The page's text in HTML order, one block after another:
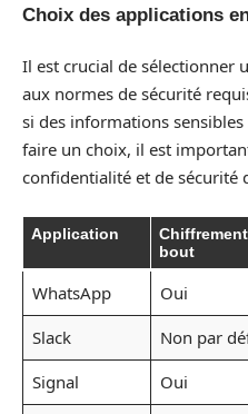
Choix des applications
Il est crucial de sélectionner
aux normes de sécurité
si des informations
faire un choix, il est
confidentialité et de sécurité
Application
bout
WhatsApp Oui
Slack
Non par
Signal
Oui